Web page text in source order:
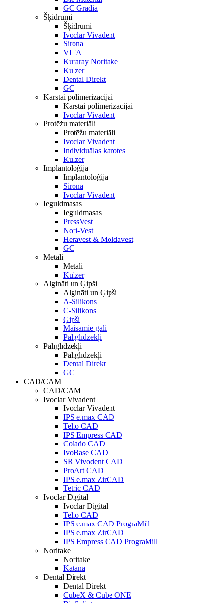
GC Gradia
Šķidrumi
Šķidrumi
Ivoclar Vivadent
Sirona
VITA
Kuraray Noritake
Kulzer
Dental Direkt
GC
Karstai polimerizācijai
Karstai polimerizācijai
Ivoclar Vivadent
Protēžu materiāli
Protēžu materiāli
Ivoclar Vivadent
Individuālas karotes
Kulzer
Implantoloģija
Implantoloģija
Sirona
Ivoclar Vivadent
Ieguldmasas
Ieguldmasas
PressVest
Nori-Vest
Heravest & Moldavest
GC
Metāli
Metāli
Kulzer
Algināti un Ģipši
Algināti un Ģipši
A-Silikons
C-Silikons
Ģipši
Maisāmie gali
Palīglīdzekļi
Palīglīdzekļi
Palīglīdzekļi
Dental Direkt
GC
CAD/CAM
CAD/CAM
Ivoclar Vivadent
Ivoclar Vivadent
IPS e.max CAD
Telio CAD
IPS Empress CAD
Colado CAD
IvoBase CAD
SR Vivodent CAD
ProArt CAD
IPS e.max ZirCAD
Tetric CAD
Ivoclar Digital
Ivoclar Digital
Telio CAD
IPS e.max CAD PrograMill
IPS e.max ZirCAD
IPS Empress CAD PrograMill
Noritake
Noritake
Katana
Dental Direkt
Dental Direkt
CubeX & Cube ONE